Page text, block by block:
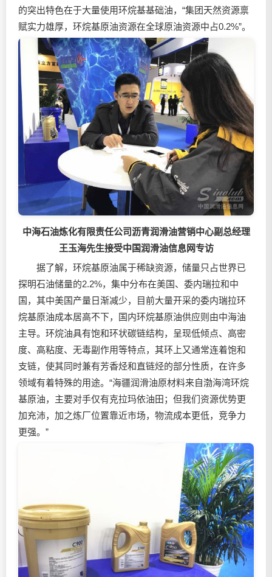
的突出特色在于大量使用环烷基基础油，“集团天然资源禀
赋实力雄厚，环烷基原油资源在全球原油资源中占0.2%”。
中海石油炼化有限责任公司沥青润滑油营销中心副总经理
王玉海先生接受中国润滑油信息网专访
据了解，环烷基原油属于稀缺资源，储量只占世界已
探明石油储量的2.2%，集中分布在美国、委内瑞拉和中
国，其中美国产量日渐减少，目前大量开采的委内瑞拉环
烷基原油成本居高不下，国内环烷基原油供应则由中海油
主导。环烷油具有饱和环状碳链结构，呈现低倾点、高密
度、高粘度、无毒副作用等特点，其环上又通常连着饱和
支链，使其同时兼有芳香烃和直链烃的部分性质，在许多
领域有着特殊的用途。“海疆润滑油原材料来自渤海湾环烷
基原油，主要对手仅有克拉玛依油田；但我们资源优势更
加充沛，加之炼厂位置靠近市场，物流成本更低，竞争力
更强。”